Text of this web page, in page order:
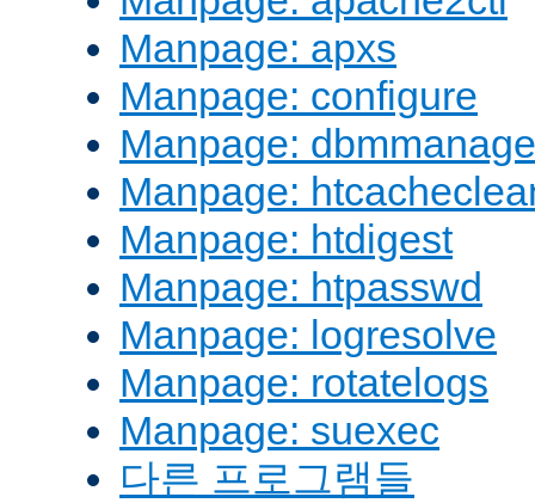
Manpage: apxs
Manpage: configure
Manpage: dbmmanage
Manpage:
Manpage: htdigest
Manpage: htpasswd
Manpage: logresolve
Manpage: rotatelogs
Manpage: suexec
다른 프로그램들